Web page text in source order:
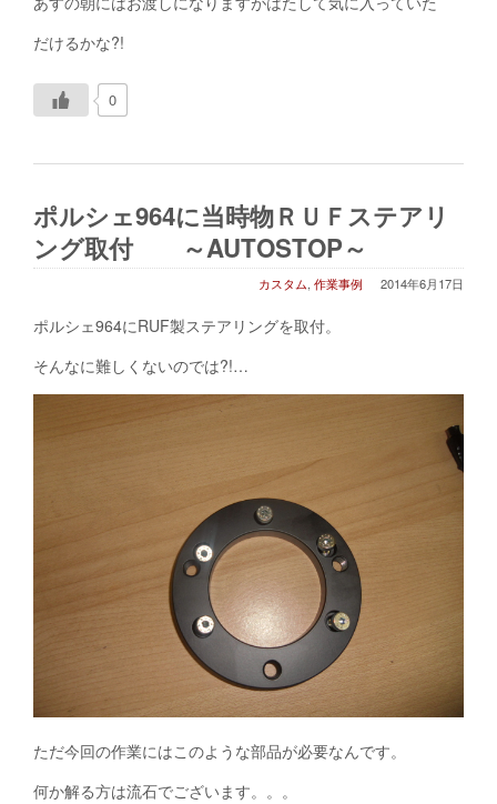
だけるかな?!
0
ポルシェ964に当時物ＲＵＦステアリ
ング取付 ～AUTOSTOP～
2014年6月17日
カスタム, 作業事例
ポルシェ964にRUF製ステアリングを取付。
そんなに難しくないのでは?!…
ただ今回の作業にはこのような部品が必要なんです。
何か解る方は流石でございます。。。